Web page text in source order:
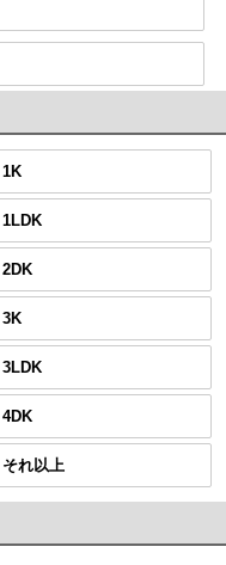
1K
1LDK
2DK
3K
3LDK
4DK
それ以上